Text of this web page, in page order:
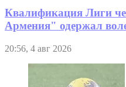
Квалификация Лиги
Армения" одержал
20:56, 4 авг 2026